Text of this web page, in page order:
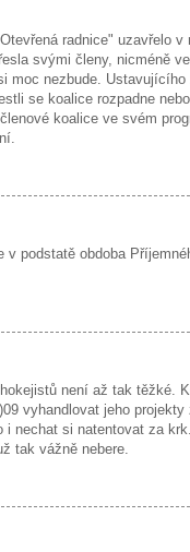
radnice" uzavřelo
svými členy, nicméně
moc nezbude.
se koalice rozpadne
koalice ve svém
v podstatě obdoba
není až tak těžké.
vyhandlovat jeho
nechat si natentovat za
tak vážně nebere.